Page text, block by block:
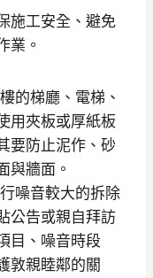
施工安全、避免
業。
的梯廳、電梯、
用夾板或厚紙板
要防止泥作、砂
與牆面。
噪音較大的拆除
公告或親自拜訪
目、噪音時段
敦親睦鄰的關